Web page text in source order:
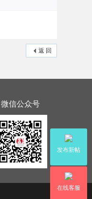
返 回
发布新帖
在线客服
微信公众号